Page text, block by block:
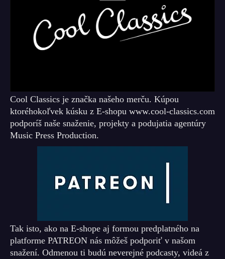
Cool Classics je značka našeho merču. Kúpou
ktoréhokoľvek kúsku z E-shopu www.cool-classics.com
podporíš naše snaženie, projekty a podujatia agentúry
Music Press Production.
Tak isto, ako na E-shope aj formou predplatného na
platforme PATREON nás môžeš podporiť v našom
snažení. Odmenou ti budú neverejné podcasty, videá z